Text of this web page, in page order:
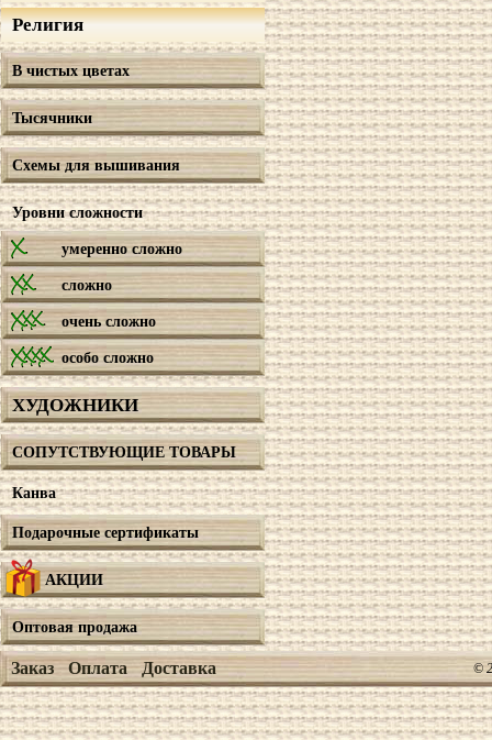
Религия
В чистых цветах
Тысячники
Схемы для вышивания
Уровни сложности
умеренно сложно
сложно
очень сложно
особо сложно
ХУДОЖНИКИ
СОПУТСТВУЮЩИЕ ТОВАРЫ
Канва
Подарочные сертификаты
АКЦИИ
Оптовая продажа
Заказ Оплата Доставка ©